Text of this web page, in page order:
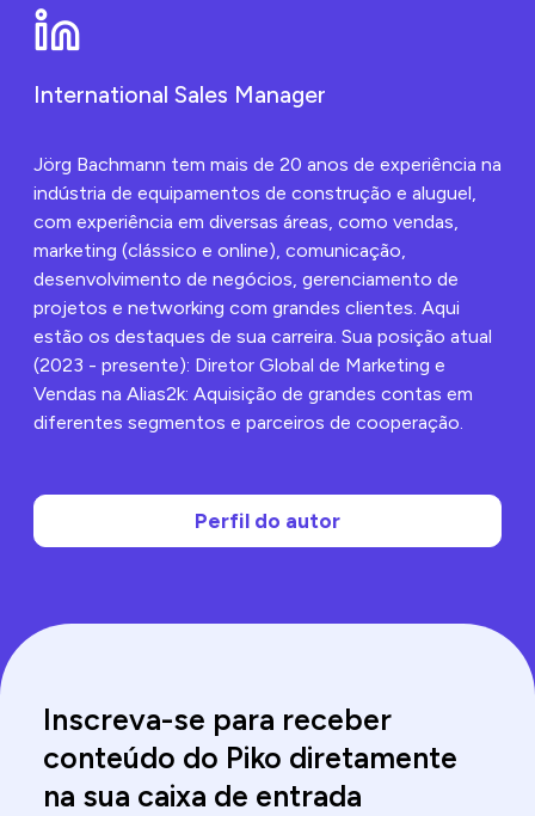
gestão de
documentos, as
podem otimizar seus
fluxos de trabalho,
aumentar a
produtividade geral.
Este artigo explora os
principais elementos
dos processos de
gestão de
documentos e seu
impacto profundo na
indústria de aluguer de
equipamentos.
benefícios levam à
eficiente dos
recursos.
International Sales Manager
Jörg Bachmann tem mais de 20 anos de experiência na
indústria de equipamentos de construção e aluguel,
com experiência em diversas áreas, como vendas,
marketing (clássico e online), comunicação,
desenvolvimento de negócios, gerenciamento de
projetos e networking com grandes clientes. Aqui
estão os destaques de sua carreira. Sua posição atual
(2023 - presente): Diretor Global de Marketing e
Vendas na Alias2k: Aquisição de grandes contas em
diferentes segmentos e parceiros de cooperação.
Perfil do autor
Inscreva-se para receber
conteúdo do Piko diretamente
na sua caixa de entrada